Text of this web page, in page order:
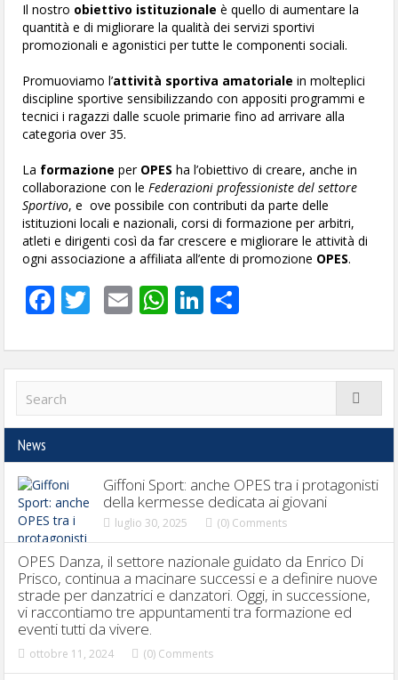
Il nostro obiettivo istituzionale è quello di aumentare la
quantità e di migliorare la qualità dei servizi sportivi
promozionali e agonistici per tutte le componenti sociali.
Promuoviamo l’attività sportiva amatoriale in molteplici
discipline sportive sensibilizzando con appositi programmi e
tecnici i ragazzi dalle scuole primarie fino ad arrivare alla
categoria over 35.
La formazione per OPES ha l’obiettivo di creare, anche in
collaborazione con leFederazioni professioniste del settore
Sportivo, e ove possibile con contributi da parte delle
istituzioni locali e nazionali, corsi di formazione per arbitri,
atleti e dirigenti così da far crescere e migliorare le attività di
ogni associazione a affiliata all’ente di promozione OPES.
Facebook
Twitter
EmailWhatsApp
LinkedIn
News
Giffoni Sport: anche OPES tra i protagonisti
della kermesse dedicata ai giovani
luglio 30, 2025 (0) Comments
OPES Danza, il settore nazionale guidato da Enrico Di
Prisco, continua a macinare successi e a definire nuove
strade per danzatrici e danzatori. Oggi, in successione,
vi raccontiamo tre appuntamenti tra formazione ed
eventi tutti da vivere.
ottobre 11, 2024 (0) Comments